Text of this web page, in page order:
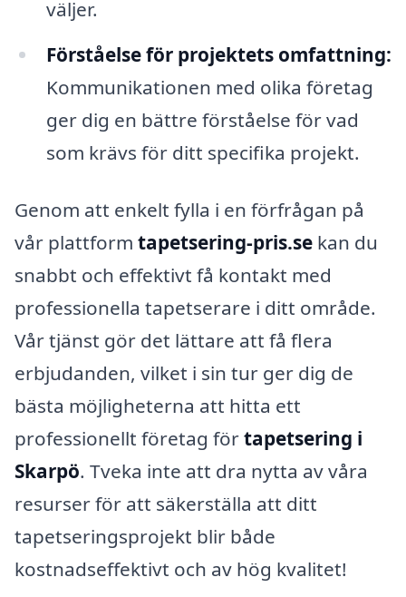
väljer.
Förståelse för projektets omfattning:
Kommunikationen med olika företag
ger dig en bättre förståelse för vad
som krävs för ditt specifika projekt.
Genom att enkelt fylla i en förfrågan på
vår plattform tapetsering-pris.se kan du
snabbt och effektivt få kontakt med
professionella tapetserare i ditt område.
Vår tjänst gör det lättare att få flera
erbjudanden, vilket i sin tur ger dig de
bästa möjligheterna att hitta ett
professionellt företag förtapetsering i
Skarpö. Tveka inte att dra nytta av våra
resurser för att säkerställa att ditt
tapetseringsprojekt blir både
kostnadseffektivt och av hög kvalitet!